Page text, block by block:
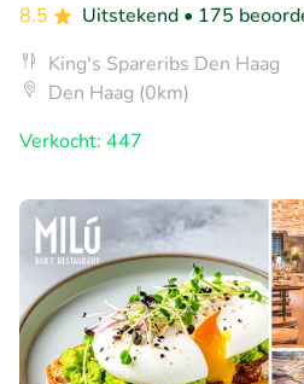
8.5
Uitstekend • 175
King's Spareribs Den Haag
Den Haag (0km)
Verkocht: 447